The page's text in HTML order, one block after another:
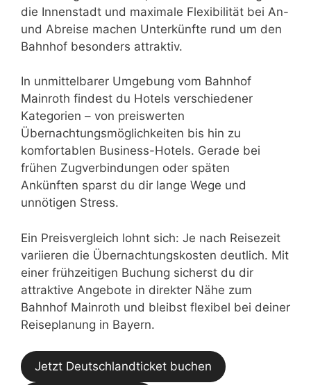
die Innenstadt und maximale Flexibilität bei An-
und Abreise machen Unterkünfte rund um den
Bahnhof besonders attraktiv.
In unmittelbarer Umgebung vom Bahnhof
Mainroth findest du Hotels verschiedener
Kategorien – von preiswerten
Übernachtungsmöglichkeiten bis hin zu
komfortablen Business-Hotels. Gerade bei
frühen Zugverbindungen oder späten
Ankünften sparst du dir lange Wege und
unnötigen Stress.
Ein Preisvergleich lohnt sich: Je nach Reisezeit
variieren die Übernachtungskosten deutlich. Mit
einer frühzeitigen Buchung sicherst du dir
attraktive Angebote in direkter Nähe zum
Bahnhof Mainroth und bleibst flexibel bei deiner
Reiseplanung in Bayern.
Jetzt Deutschlandticket buchen